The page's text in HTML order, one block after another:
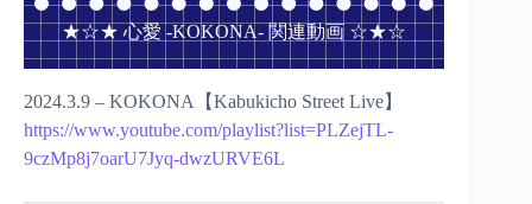
★☆★ 心愛 -KOKONA- 関連動画 ☆★☆
2024.3.9 – KOKONA【Kabukicho Street Live】
https://www.youtube.com/playlist?list=PLZejTL-
9czMp8j7oarU7Jyq-dwzURVE6L